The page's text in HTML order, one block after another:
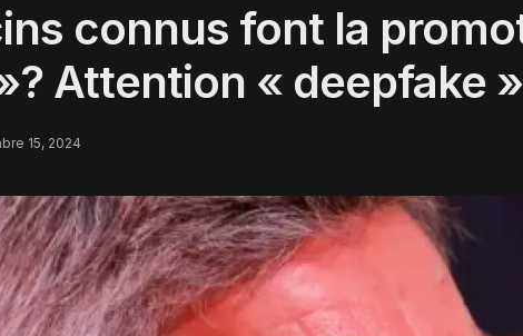
connus font la
Attention « deepfake
15, 2024